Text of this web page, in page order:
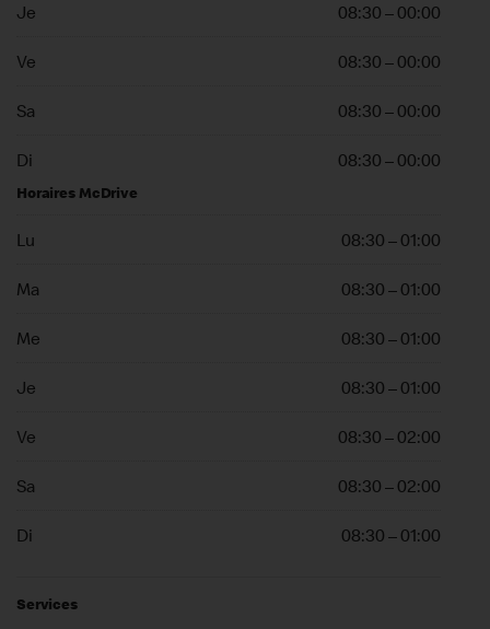
Je 08:30 – 00:00
Ve 08:30 – 00:00
Sa 08:30 – 00:00
Di 08:30 – 00:00
Horaires McDrive
Lu 08:30 – 01:00
Ma 08:30 – 01:00
Me 08:30 – 01:00
Je 08:30 – 01:00
Ve 08:30 – 02:00
Sa 08:30 – 02:00
Di 08:30 – 01:00
Services